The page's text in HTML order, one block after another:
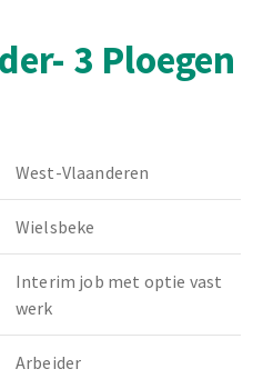
3 Ploegen
West-Vlaanderen
Wielsbeke
Interim job met optie vast
werk
Arbeider